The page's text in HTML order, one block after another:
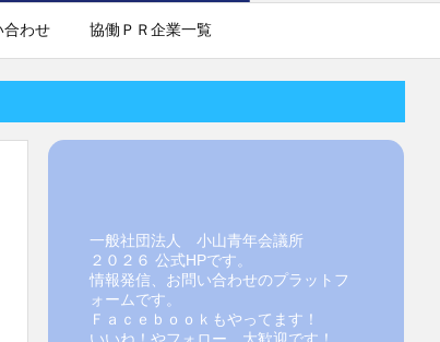
合わせ 協働ＰＲ企業一覧
一般社団法人 小山青年会議所
２０２６ 公式HPです。
情報発信、お問い合わせのプラットフ
ォームです。
Ｆａｃｅｂｏｏｋもやってます！